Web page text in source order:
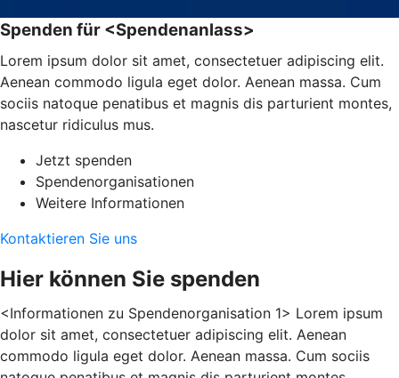
Spenden für <Spendenanlass>
Lorem ipsum dolor sit amet, consectetuer adipiscing elit.
Aenean commodo ligula eget dolor. Aenean massa. Cum
sociis natoque penatibus et magnis dis parturient montes,
nascetur ridiculus mus.
Jetzt spenden
Spendenorganisationen
Weitere Informationen
Kontaktieren Sie uns
Hier können Sie spenden
<Informationen zu Spendenorganisation 1> Lorem ipsum
dolor sit amet, consectetuer adipiscing elit. Aenean
commodo ligula eget dolor. Aenean massa. Cum sociis